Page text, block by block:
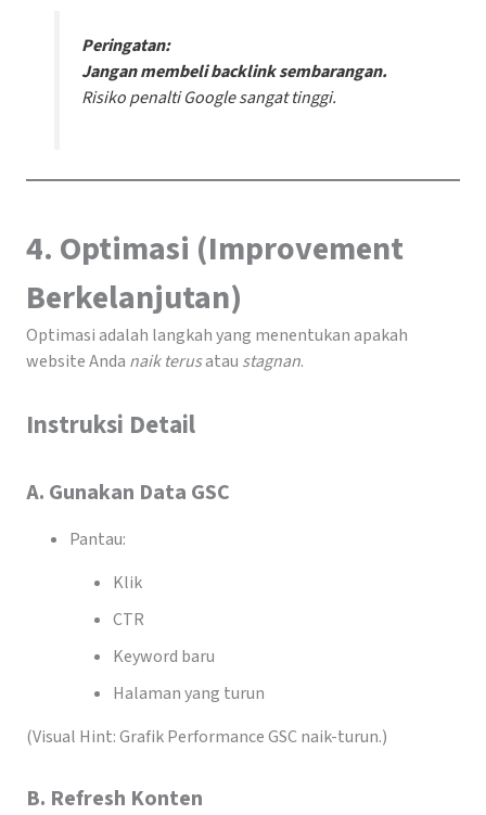
Peringatan:
Jangan membeli backlink sembarangan.
Risiko penalti Google sangat tinggi.
4. Optimasi (Improvement
Berkelanjutan)
Optimasi adalah langkah yang menentukan apakah
website Anda naik terusatau stagnan.
Instruksi Detail
A. Gunakan Data GSC
Pantau:
Klik
CTR
Keyword baru
Halaman yang turun
(Visual Hint: Grafik Performance GSC naik-turun.)
B. Refresh Konten